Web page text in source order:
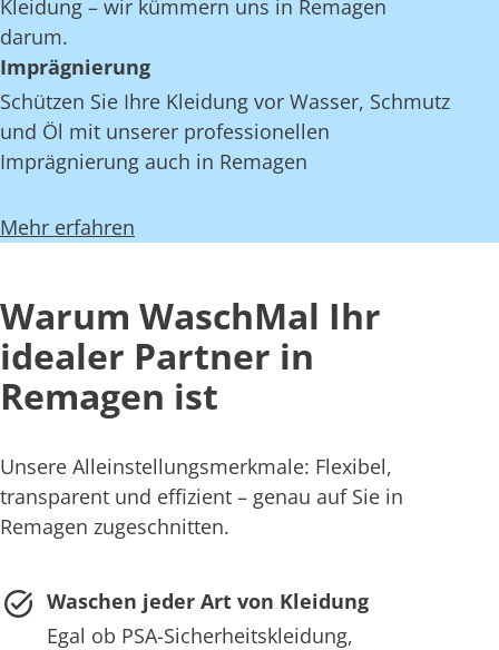
Kleidung – wir kümmern uns in Remagen
darum.
Imprägnierung
Schützen Sie Ihre Kleidung vor Wasser, Schmutz
und Öl mit unserer professionellen
Imprägnierung auch in Remagen
Mehr erfahren
Warum WaschMal Ihr
idealer Partner in
Remagen ist
Unsere Alleinstellungsmerkmale: Flexibel,
transparent und effizient – genau auf Sie in
Remagen zugeschnitten.
Waschen jeder Art von Kleidung
Egal ob PSA-Sicherheitskleidung,